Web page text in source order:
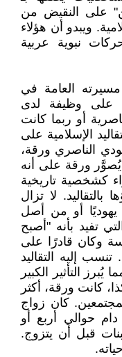
على النقيض من
ويبدو أن هؤلاء
نبوية عربية
العامة في
على وظيفة لدى
أو ربما كانت
الإسلامية على
الناصري ورقة،
ورقة على أنه
كشخصية تاريخية
لا تزال
يهوديًا أو من أصل
تفيد بأنه "أصبح
وكان قادرًا على
تنسب إليه التقاليد
التأثير الكبير
كانت ورقة، أكثر
كان زواج
حوالي أربع أو
قبل أن يتزوج.